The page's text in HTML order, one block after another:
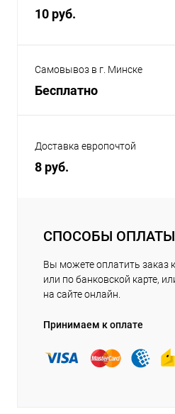
10 руб.
Самовывоз в г. Минске
Бесплатно
Доставка европочтой
8 руб.
СПОСОБЫ ОПЛАТЫ
Вы можете оплатить заказ
или по банковской карте,
на сайте онлайн.
Принимаем к оплате